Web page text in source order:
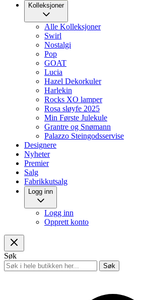
Kolleksjoner
Alle Kolleksjoner
Swirl
Nostalgi
Pop
GOAT
Lucia
Hazel Dekorkuler
Harlekin
Rocks XO lamper
Rosa sløyfe 2025
Min Første Julekule
Grantre og Snømann
Palazzo Steingodsservise
Designere
Nyheter
Premier
Salg
Fabrikkutsalg
Logg inn
Logg inn
Opprett konto
Søk
Søk